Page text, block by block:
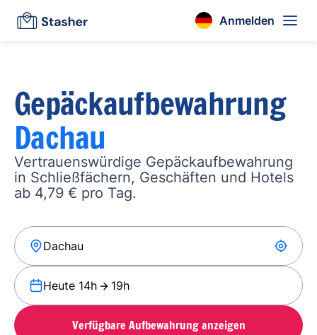
Anmelden
Gepäckaufbewahrung
Dachau
Vertrauenswürdige Gepäckaufbewahrung
in Schließfächern, Geschäften und Hotels
ab 4,79 € pro Tag.
Heute 14h 19h
Verfügbare Aufbewahrung anzeigen